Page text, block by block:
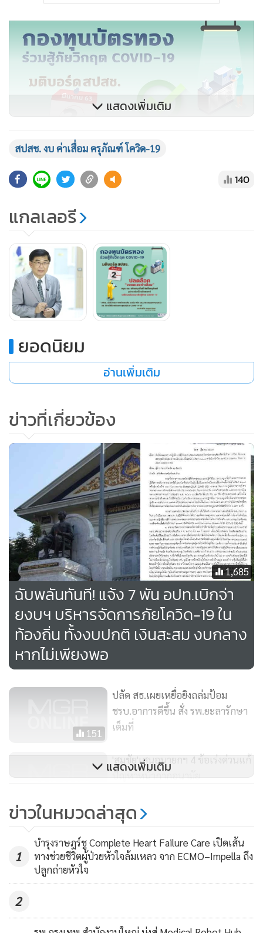
นพ.ศักดิ์ชัย กล่าวว่า ส่วนความคืบหน้างบกลางที่ สปสช.ขอเพิ่ม
เติมจากรัฐบาลนั้น ในการประชุม ครม. เมื่อวันที่ 17 มีนาคม ที่
ประจำปีงบประมาณเพื่อบรรเทาผลกระทบจากสถานการณ์การ
แพร่ระบาดของโรคติดเชื้อ COVIC-19 ตามที่หน่วยงานต่างๆ ได้
นำเสนอ รวมถึงในส่วนของ สปสช. จำนวน3,260 ล้านบาท โดย
กรองและวินิจฉัย การตรวจทางห้องปฏิบัติการ ค่ายารักษา ค่า
ห้องควบคุม ค่าอุปกรณ์และชุดป้องกันของบุคลากรทางการ
แพทย์ (ชุด PPE) โดย สปสช.จะดำเนินการจัดสรรเพื่อนำเข้าสู่
การพิจารณาของคณะกรรมการหลักประกันสุขภาพแห่งชาติ
และกระจายให้กับโรงพยาบาลโดยเร็ว เพื่อให้ทันต่อสถานการณ์
แสดงเพิ่มเติม
สปสช. งบ ค่าเสื่อม ครุภัณฑ์ โควิด-19
140
แกลเลอรี
ยอดนิยม
อ่านเพิ่มเติม
ข่าวที่เกี่ยวข้อง
1,685
ฉับพลันทันที! แจ้ง 7 พัน อปท.เบิกจ่า
ยงบฯ บริหารจัดการภัยโควิด-19 ใน
ท้องถิ่น ทั้งงบปกติ เงินสะสม งบกลาง
หากไม่เพียงพอ
151
ปลัด สธ.เผยเหยื่อยิงถล่มป้อม
ชรบ.อาการดีขึ้น สั่ง รพ.ยะลารักษา
เต็มที่
'สมชัย'เสนอนายกฯ 4 ข้อเร่งด่วนแก้
ปัญหาหน้ากากอนามัย
92
เอ็ม บี เค จำกัด มอบเงินสถาบันการ
แพทย์จักรีนฤบดินทร์
แสดงเพิ่มเติม
ข่าวในหมวดล่าสุด
1
บำรุงราษฎร์ชู Complete Heart Failure Care เปิดเส้น
ทางช่วยชีวิตผู้ป่วยหัวใจล้มเหลว จาก ECMO–Impella ถึง
ปลูกถ่ายหัวใจ
2